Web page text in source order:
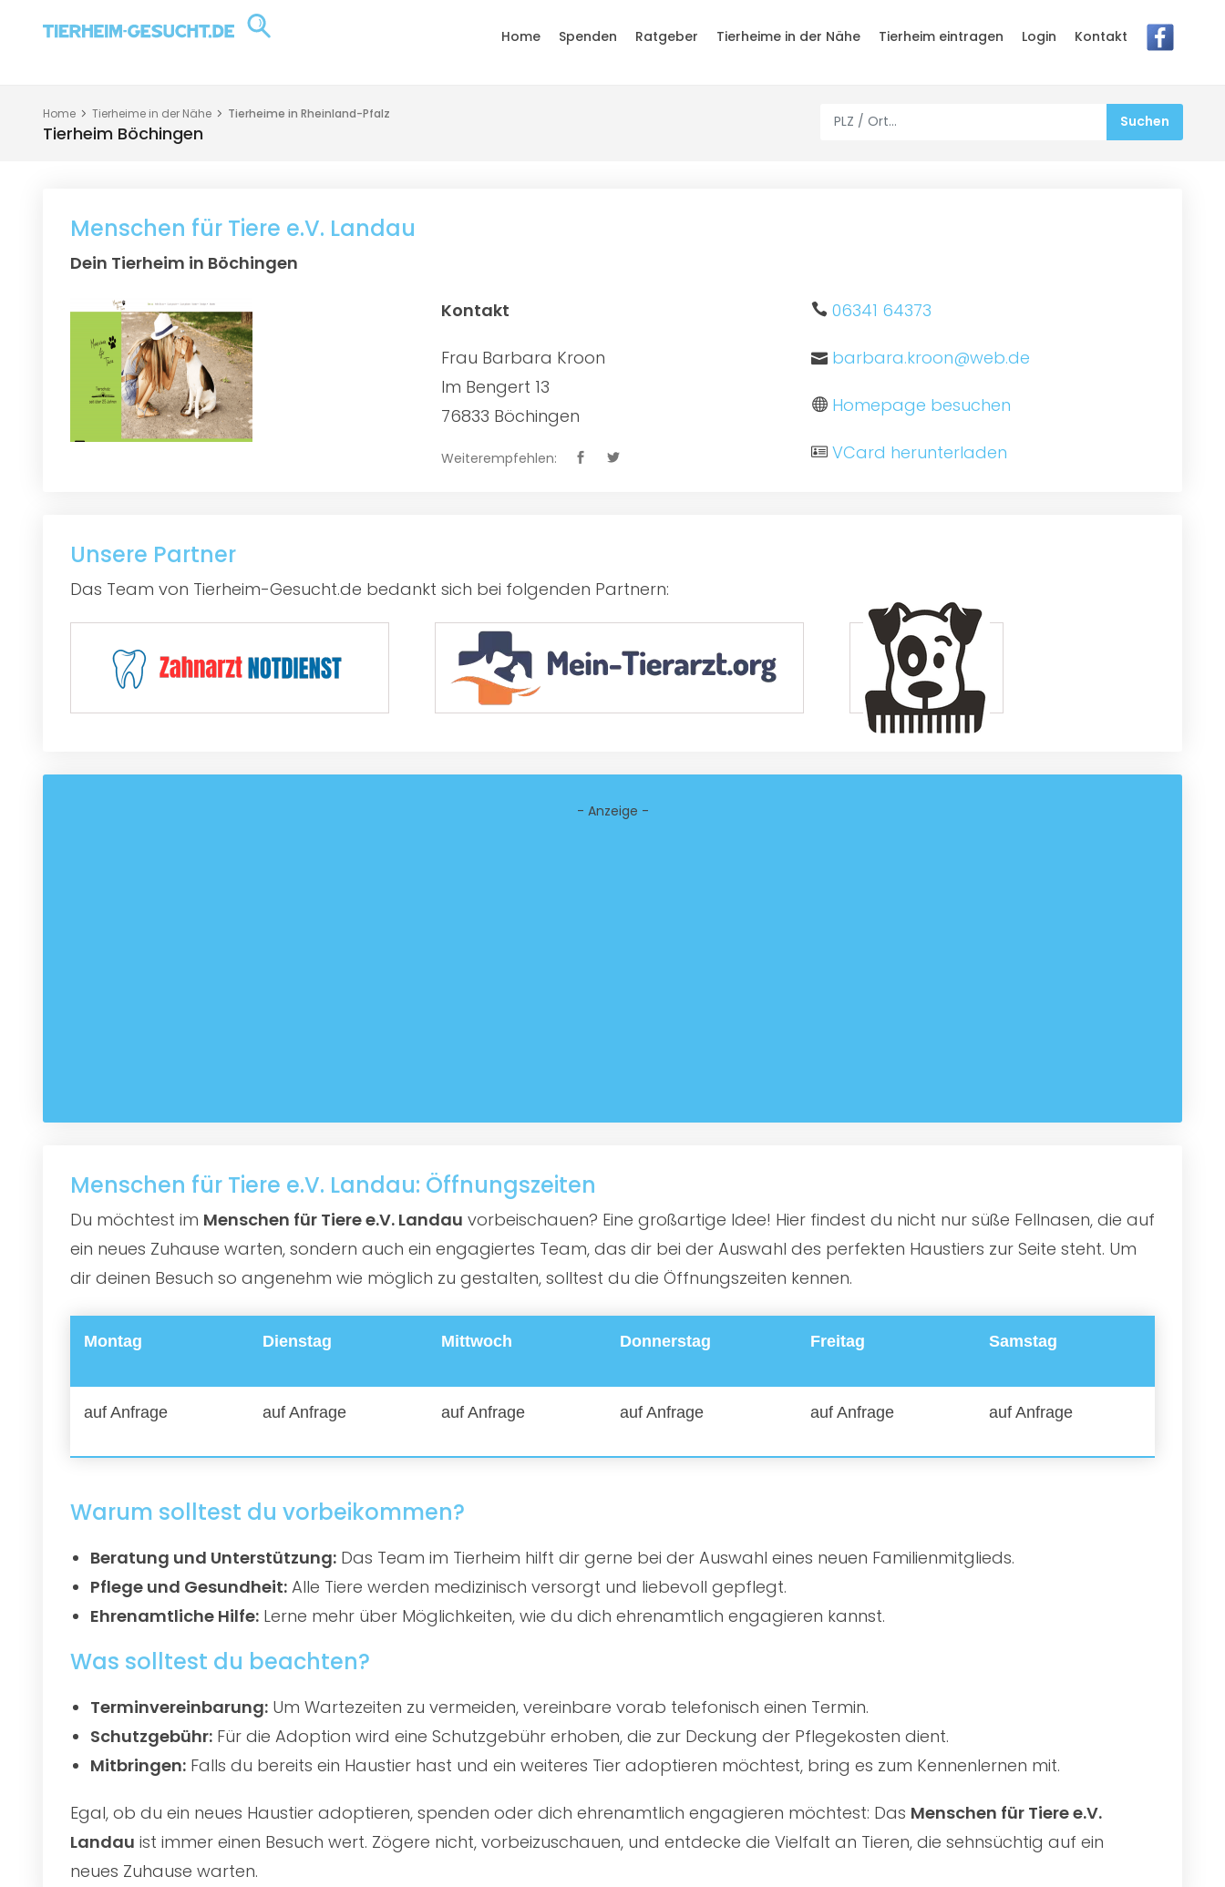
Home Spenden Ratgeber Tierheime in der Nähe Tierheim eintragen Login Kontakt
Home Tierheime in der Nähe Tierheime in Rheinland-Pfalz
Tierheim Böchingen
Menschen für Tiere e.V. Landau
Dein Tierheim in Böchingen
Kontakt
Frau Barbara Kroon
Im Bengert 13
76833 Böchingen
Weiterempfehlen:
06341 64373
barbara.kroon@web.de
Homepage besuchen
VCard herunterladen
Unsere Partner
Das Team von Tierheim-Gesucht.de bedankt sich bei folgenden Partnern:
- Anzeige -
Menschen für Tiere e.V. Landau: Öffnungszeiten
Du möchtest im Menschen für Tiere e.V. Landau vorbeischauen? Eine großartige Idee! Hier findest du nicht nur süße Fellnasen, die auf
ein neues Zuhause warten, sondern auch ein engagiertes Team, das dir bei der Auswahl des perfekten Haustiers zur Seite steht. Um
dir deinen Besuch so angenehm wie möglich zu gestalten, solltest du die Öffnungszeiten kennen.
Montag Dienstag Mittwoch Donnerstag Freitag Samstag
auf Anfrage auf Anfrage auf Anfrage auf Anfrage auf Anfrage auf Anfrage
Warum solltest du vorbeikommen?
Beratung und Unterstützung: Das Team im Tierheim hilft dir gerne bei der Auswahl eines neuen Familienmitglieds.
Pflege und Gesundheit: Alle Tiere werden medizinisch versorgt und liebevoll gepflegt.
Ehrenamtliche Hilfe: Lerne mehr über Möglichkeiten, wie du dich ehrenamtlich engagieren kannst.
Was solltest du beachten?
Terminvereinbarung: Um Wartezeiten zu vermeiden, vereinbare vorab telefonisch einen Termin.
Schutzgebühr: Für die Adoption wird eine Schutzgebühr erhoben, die zur Deckung der Pflegekosten dient.
Mitbringen: Falls du bereits ein Haustier hast und ein weiteres Tier adoptieren möchtest, bring es zum Kennenlernen mit.
Egal, ob du ein neues Haustier adoptieren, spenden oder dich ehrenamtlich engagieren möchtest: Das Menschen für Tiere e.V.
Landau ist immer einen Besuch wert. Zögere nicht, vorbeizuschauen, und entdecke die Vielfalt an Tieren, die sehnsüchtig auf ein
neues Zuhause warten.